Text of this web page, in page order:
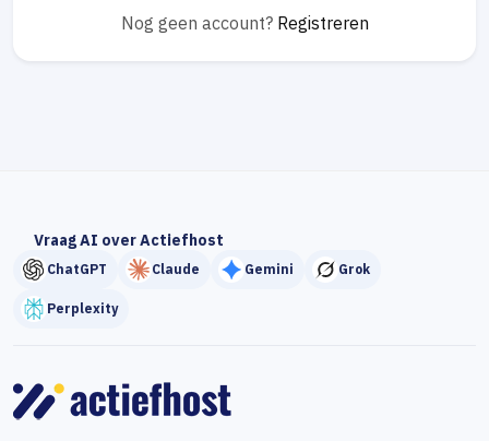
Nog geen account? Registreren
Vraag AI over Actiefhost
ChatGPT Claude Gemini Grok
Perplexity